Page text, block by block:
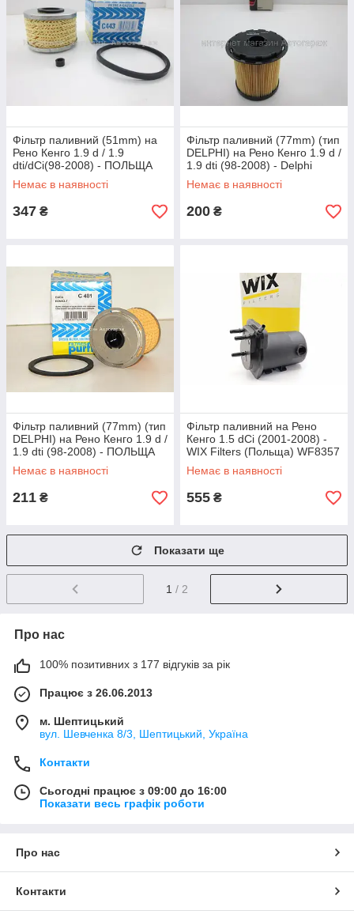
Фільтр паливний (51mm) на
Рено Кенго 1.9 d / 1.9
dti/dCi(98-2008) - ПОЛЬЩА
(Францыя) -C443
Немає в наявності
347 ₴
Фільтр паливний (77mm) (тип
DELPHI) на Рено Кенго 1.9 d /
1.9 dti (98-2008) - Delphi
(Великобританія) HDF914
Немає в наявності
200 ₴
Фільтр паливний (77mm) (тип
DELPHI) на Рено Кенго 1.9 d /
1.9 dti (98-2008) - ПОЛЬЩА
(Франція) C481
Немає в наявності
211 ₴
Фільтр паливний на Рено
Кенго 1.5 dCi (2001-2008) -
WIX Filters (Польща) WF8357
Немає в наявності
555 ₴
Показати ще
1 / 2
Про нас
100% позитивних з 177 відгуків за рік
Працює з 26.06.2013
м. Шептицький
вул. Шевченка 8/3, Шептицький, Україна
Контакти
Сьогодні працює з 09:00 до 16:00
Показати весь графік роботи
Про нас
Контакти